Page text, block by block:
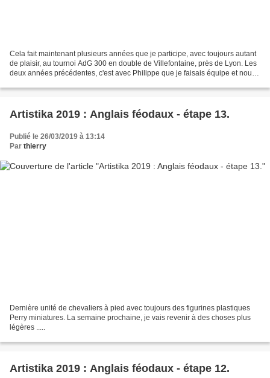
Cela fait maintenant plusieurs années que je participe, avec toujours autant
de plaisir, au tournoi AdG 300 en double de Villefontaine, près de Lyon. Les
deux années précédentes, c'est avec Philippe que je faisais équipe et nous
Artistika 2019 : Anglais féodaux - étape 13.
Publié le 26/03/2019 à 13:14
Par thierry
Dernière unité de chevaliers à pied avec toujours des figurines plastiques
Perry miniatures. La semaine prochaine, je vais revenir à des choses plus
légères .....
Artistika 2019 : Anglais féodaux - étape 12.